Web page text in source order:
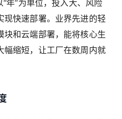
年”为单位，投入大、风险
现快速部署。业界先进的轻
块和云端部署，能将核心生
幅缩短，让工厂在数周内就